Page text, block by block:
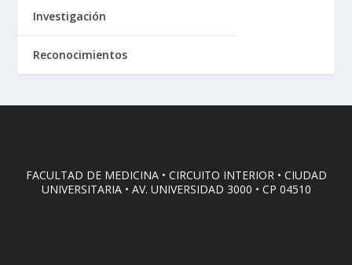
Investigación
Reconocimientos
FACULTAD DE MEDICINA • CIRCUITO INTERIOR • CIUDAD
UNIVERSITARIA • AV. UNIVERSIDAD 3000 • CP 04510